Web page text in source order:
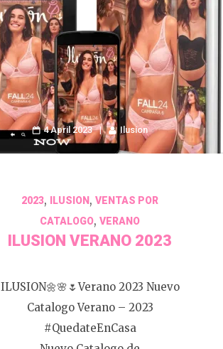
4 April 2023 Ilusion
2023, ILUSION ,VENTAS POR
CATALOGO,VERANO
ILUSION VERANO 2023
ILUSION🌼🌸🌷Verano 2023 Nuevo
Catalogo Verano – 2023
#QuedateEnCasa